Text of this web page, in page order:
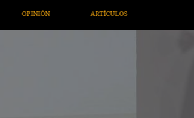
ARTE / ENTRETENIMIENTO